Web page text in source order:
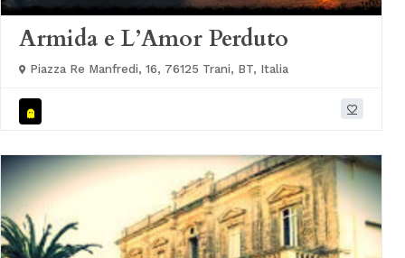
Armida e L’Amor Perduto
Piazza Re Manfredi, 16, 76125 Trani, BT, Italia